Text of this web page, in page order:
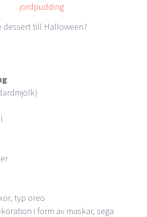
dessert till Halloween?
typ oreo
i form av maskar, sega